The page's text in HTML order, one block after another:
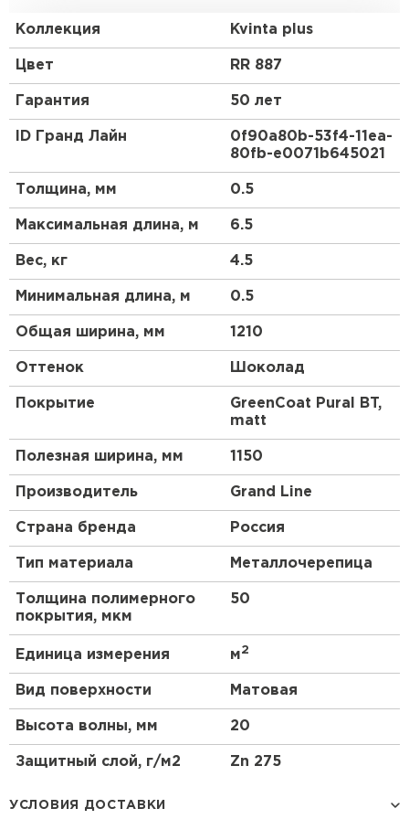
домиками.
Преимущества:
Геометрия волны и высота ступеньки 30 мм
повторяют профиль натуральной черепицы.
3D рез, повторяющий геометрию волны.
Коллекция Kvinta plus
Цвет RR 887
Гарантия 50 лет
ID Гранд Лайн
0f90a80b-53f4-11ea-
80fb-e0071b645021
Толщина, мм 0.5
Максимальная длина, м 6.5
Вес, кг 4.5
Минимальная длина, м 0.5
Общая ширина, мм 1210
Оттенок Шоколад
Покрытие
GreenCoat Pural BT,
matt
Полезная ширина, мм 1150
Производитель Grand Line
Страна бренда Россия
Тип материала Металлочерепица
Толщина полимерного
покрытия, мкм
50
Единица измерения м2
Вид поверхности Матовая
Высота волны, мм 20
Защитный слой, г/м2 Zn 275
УСЛОВИЯ ДОСТАВКИ